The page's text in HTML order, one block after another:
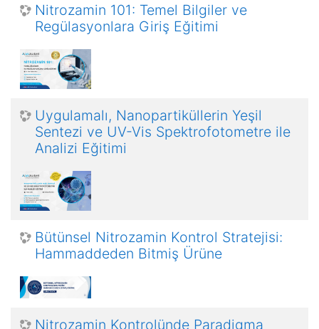
Nitrozamin 101: Temel Bilgiler ve
Regülasyonlara Giriş Eğitimi
Uygulamalı, Nanopartiküllerin Yeşil
Sentezi ve UV-Vis Spektrofotometre ile
Analizi Eğitimi
Bütünsel Nitrozamin Kontrol Stratejisi:
Hammaddeden Bitmiş Ürüne
Nitrozamin Kontrolünde Paradigma